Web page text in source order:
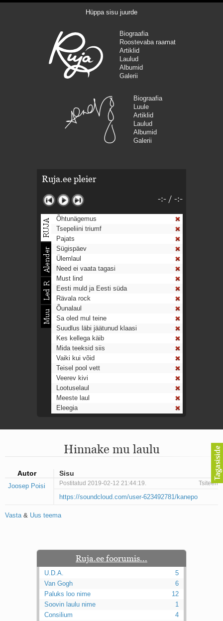
Hüppa sisu juurde
Biograafia
Roostevaba raamat
Artiklid
Laulud
Albumid
Galerii
Biograafia
Luule
Artiklid
Laulud
Albumid
Galerii
Ruja.ee pleier
-:- / -:-
Õhtunägemus
Tsepeliini triumf
Pajats
Sügispäev
Ülemlaul
Need ei vaata tagasi
Must lind
Eesti muld ja Eesti süda
Rävala rock
Õunalaul
Sa oled mul teine
Suudlus läbi jäätunud klaasi
Kes kellega käib
Mida teeksid siis
Vaiki kui võid
Teisel pool vett
Veerev kivi
Lootuselaul
Meeste laul
Eleegia
Ahtumine
Mu isamaa on minu arm
Aeg
Oota mind
Ih-ih-hii ja ah-ah-haa
Laul võimalusest
Ei mullast
Avanemine
Üleminek
Laul teost
Põhi, lõuna, ida, lääs
Elupõline kaja
Omaette
Hinnake mu laulu
Autor Sisu
Joosep Poisi Postitatud 2019-02-12 21:44:19. Tsiteeri
https://soundcloud.com/user-623492781/kanepo
Vasta& Uus teema
Ruja.ee foorumis...
U.D.A.
5
Van Gogh
6
Paluks loo nime
12
Soovin laulu nime
1
Consilium
4